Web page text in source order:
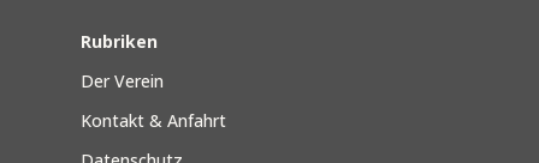
Rubriken
Der Verein
Kontakt & Anfahrt